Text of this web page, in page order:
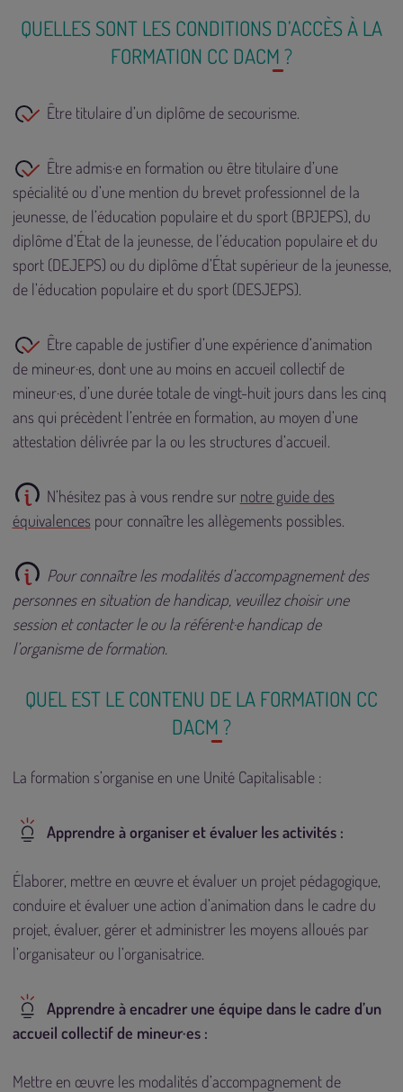
QUELLES SONT LES CONDITIONS D’ACCÈS À LA
FORMATION CC DACM ?
Être titulaire d’un diplôme de secourisme.
Être admis·e en formation ou être titulaire d’une
spécialité ou d’une mention du brevet professionnel de la
jeunesse, de l’éducation populaire et du sport (BPJEPS), du
diplôme d’État de la jeunesse, de l’éducation populaire et du
sport (DEJEPS) ou du diplôme d’État supérieur de la jeunesse,
de l’éducation populaire et du sport (DESJEPS).
Être capable de justifier d’une expérience d’animation
de mineur·es, dont une au moins en accueil collectif de
mineur·es, d’une durée totale de vingt-huit jours dans les cinq
ans qui précèdent l’entrée en formation, au moyen d’une
attestation délivrée par la ou les structures d’accueil.
N’hésitez pas à vous rendre sur notre guide des
équivalences pour connaître les allègements possibles.
Pour connaître les modalités d’accompagnement des
personnes en situation de handicap, veuillez choisir une
session et contacter le ou la référent·e handicap de
l’organisme de formation.
QUEL EST LE CONTENU DE LA FORMATION CC
DACM ?
La formation s’organise en une Unité Capitalisable :
Apprendre à organiser et évaluer les activités :
Élaborer, mettre en œuvre et évaluer un projet pédagogique,
conduire et évaluer une action d’animation dans le cadre du
projet, évaluer, gérer et administrer les moyens alloués par
l’organisateur ou l’organisatrice.
Apprendre à encadrer une équipe dans le cadre d’un
accueil collectif de mineur·es :
Mettre en œuvre les modalités d’accompagnement de